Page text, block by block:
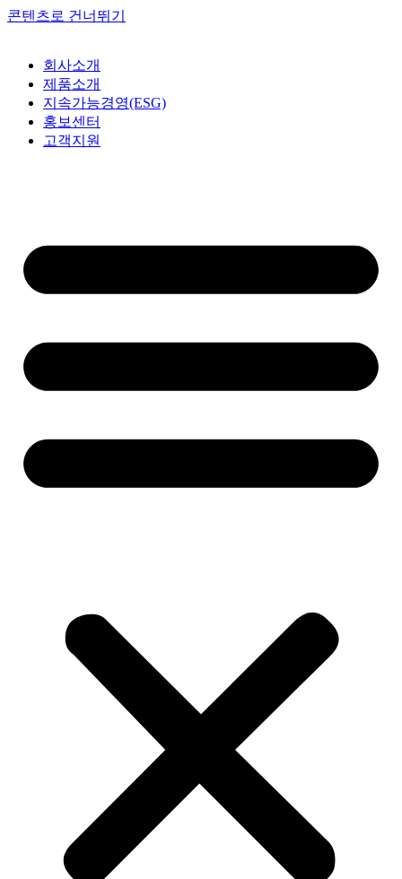
콘텐츠로 건너뛰기
회사소개
제품소개
지속가능경영(ESG)
홍보센터
고객지원